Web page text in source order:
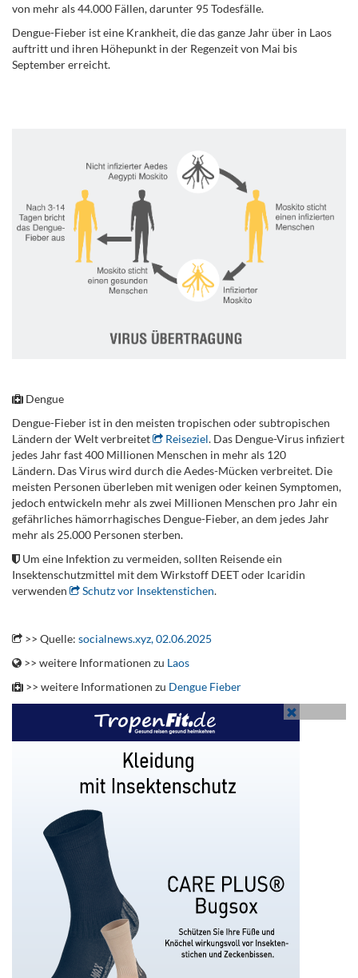
von mehr als 44.000 Fällen, darunter 95 Todesfälle.
Dengue-Fieber ist eine Krankheit, die das ganze Jahr über in Laos
auftritt und ihren Höhepunkt in der Regenzeit von Mai bis
September erreicht.
Dengue
Dengue-Fieber ist in den meisten tropischen oder subtropischen
Ländern der Welt verbreitet
Reiseziel. Das Dengue-Virus infiziert
jedes Jahr fast 400 Millionen Menschen in mehr als 120
Ländern. Das Virus wird durch die Aedes-Mücken verbreitet. Die
meisten Personen überleben mit wenigen oder keinen Symptomen,
jedoch entwickeln mehr als zwei Millionen Menschen pro Jahr ein
gefährliches hämorrhagisches Dengue-Fieber, an dem jedes Jahr
mehr als 25.000 Personen sterben.
Um eine Infektion zu vermeiden, sollten Reisende ein
Insektenschutzmittel mit dem Wirkstoff DEET oder Icaridin
verwenden
Schutz vor Insektenstichen.
>> Quelle: socialnews.xyz, 02.06.2025
>> weitere Informationen zu Laos
>> weitere Informationen zu Dengue Fieber